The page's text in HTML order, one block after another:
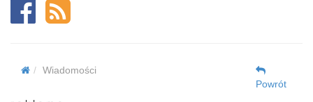
Wiadomości
Powrót